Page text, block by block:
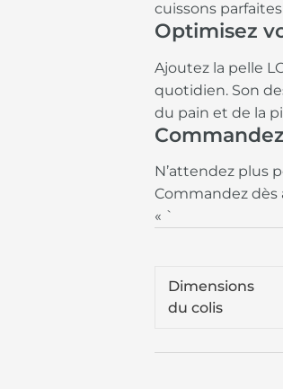
cuissons
Optimisez
Ajoutez la pelle
quotidien. Son
du pain et de la
N’attendez plus
Commandez dès
« `
Dimensions
du colis